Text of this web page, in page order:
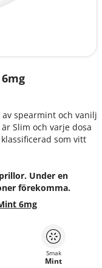
spearmint och vanilj
Slim och varje dosa
som vitt
Under en
förekomma.
6mg
Smak
Mint